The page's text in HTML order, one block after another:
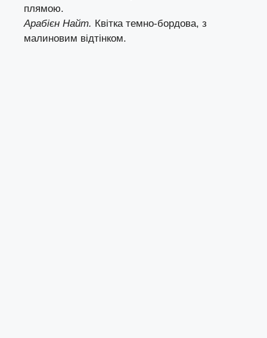
плямою.
Арабієн Найт. Квітка темно-бордова, з
малиновим відтінком.